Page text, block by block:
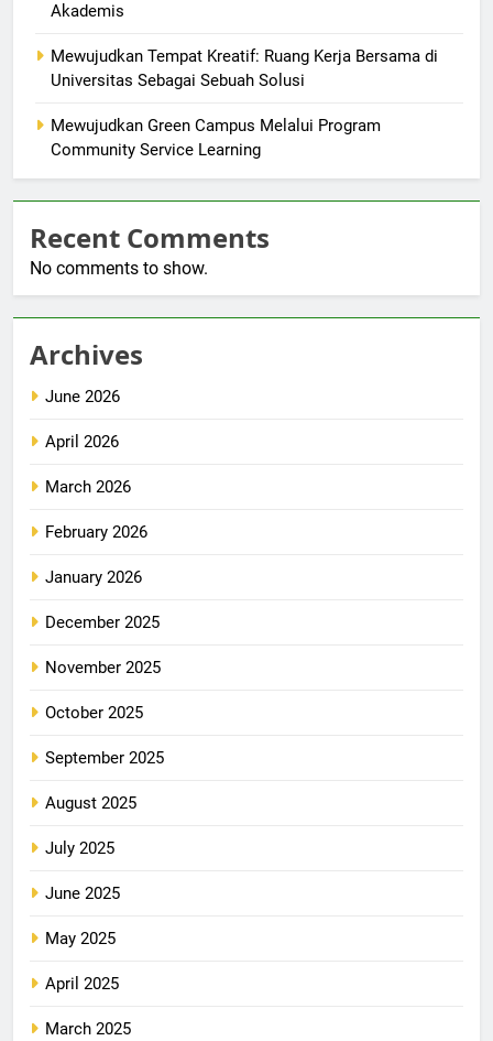
Akademis
Mewujudkan Tempat Kreatif: Ruang Kerja Bersama di
Universitas Sebagai Sebuah Solusi
Mewujudkan Green Campus Melalui Program
Community Service Learning
Recent Comments
No comments to show.
Archives
June 2026
April 2026
March 2026
February 2026
January 2026
December 2025
November 2025
October 2025
September 2025
August 2025
July 2025
June 2025
May 2025
April 2025
March 2025